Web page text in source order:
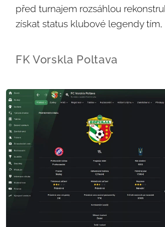
před turnajem rozsáhlou
získat status klubové legendy tím,
FK Vorskla Poltava